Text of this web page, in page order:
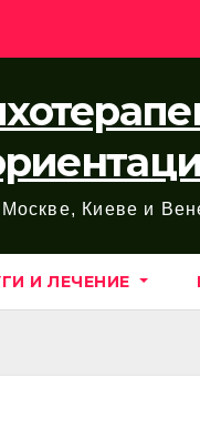
Киеве и
И ЛЕЧЕНИЕ